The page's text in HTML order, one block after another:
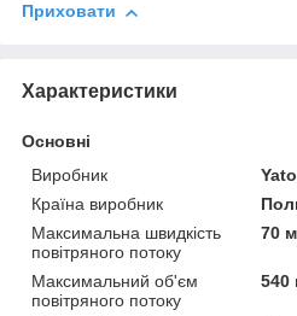
Приховати
Характеристики
Основні
Виробник
Yato
Країна виробник
Максимальна швидкість
повітряного потоку
70
Максимальний об'єм
повітряного потоку
540